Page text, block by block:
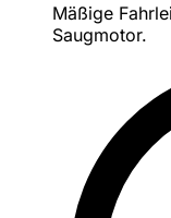
Mäßige
Saugmotor.